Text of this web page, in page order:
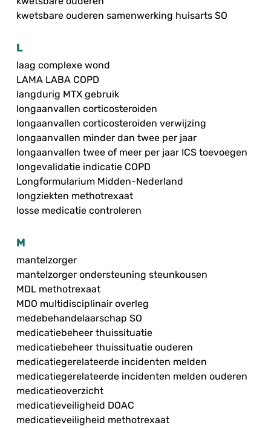
kwetsbare ouderen samenwerking huisarts SO
L
laag complexe wond
LAMA LABA COPD
langdurig MTX gebruik
longaanvallen corticosteroiden
longaanvallen corticosteroiden verwijzing
longaanvallen minder dan twee per jaar
longaanvallen twee of meer per jaar ICS toevoegen
longevalidatie indicatie COPD
Longformularium Midden-Nederland
longziekten methotrexaat
losse medicatie controleren
M
mantelzorger
mantelzorger ondersteuning steunkousen
MDL methotrexaat
MDO multidisciplinair overleg
medebehandelaarschap SO
medicatiebeheer thuissituatie
medicatiebeheer thuissituatie ouderen
medicatiegerelateerde incidenten melden
medicatiegerelateerde incidenten melden ouderen
medicatieoverzicht
medicatieveiligheid DOAC
medicatieveiligheid methotrexaat